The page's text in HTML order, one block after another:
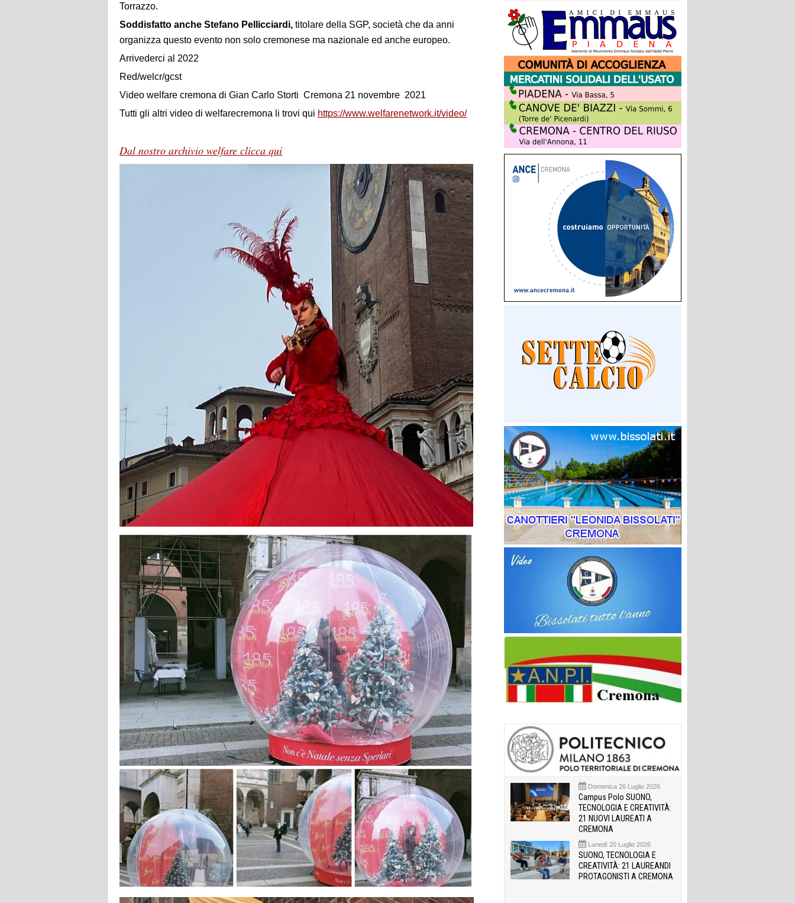
Torrazzo.
Soddisfatto anche Stefano Pellicciardi, titolare della SGP, società che da anni
organizza questo evento non solo cremonese ma nazionale ed anche europeo.
Arrivederci al 2022
Red/welcr/gcst
Video welfare cremona di Gian Carlo Storti Cremona 21 novembre 2021
Tutti gli altri video di welfarecremona li trovi qui https://www.welfarenetwork.it/video/
Dal nostro archivio welfare clicca qui
Domenica 26 Luglio 2026
Campus Polo SUONO,
TECNOLOGIA E CREATIVITÀ:
21 NUOVI LAUREATI A
CREMONA
Lunedì 20 Luglio 2026
SUONO, TECNOLOGIA E
CREATIVITÀ: 21 LAUREANDI
PROTAGONISTI A CREMONA